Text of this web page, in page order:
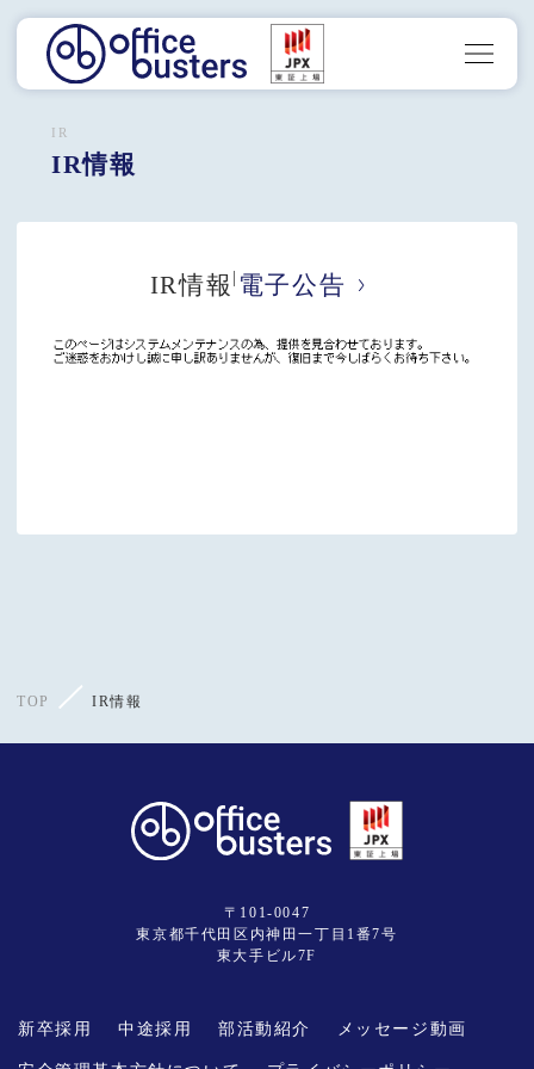
IR
IR情報
IR情報 電子公告
TOP IR情報
〒101-0047
東京都千代田区内神田一丁目1番7号
東大手ビル7F
新卒採用 中途採用 部活動紹介 メッセージ動画